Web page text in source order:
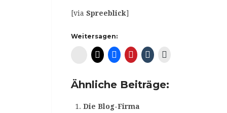
[via Spreeblick]
Weitersagen:
Diaspora*
Ähnliche Beiträge:
Die Blog-Firma